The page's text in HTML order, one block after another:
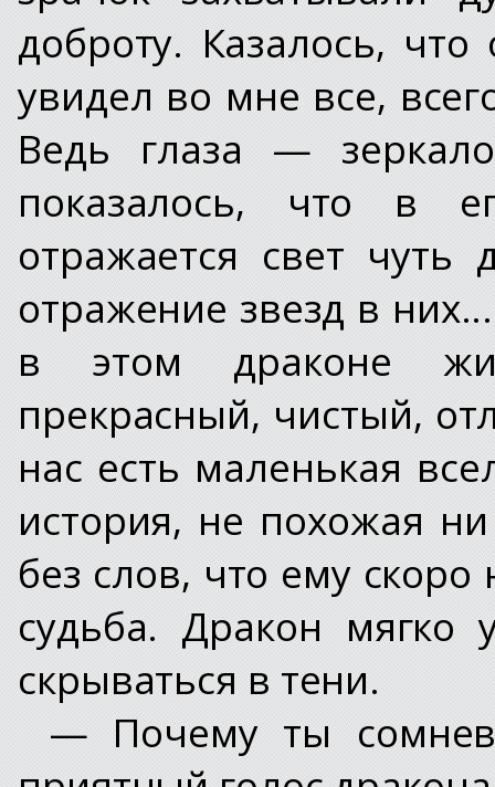
доброту. Казалось,
увидел во мне все,
Ведь глаза —
показалось, что в
отражается свет
отражение звезд в
в этом драконе
прекрасный, чистый,
нас есть маленькая
история, не похожая
без слов, что ему
судьба. Дракон мягко
скрываться в тени.
— Почему ты